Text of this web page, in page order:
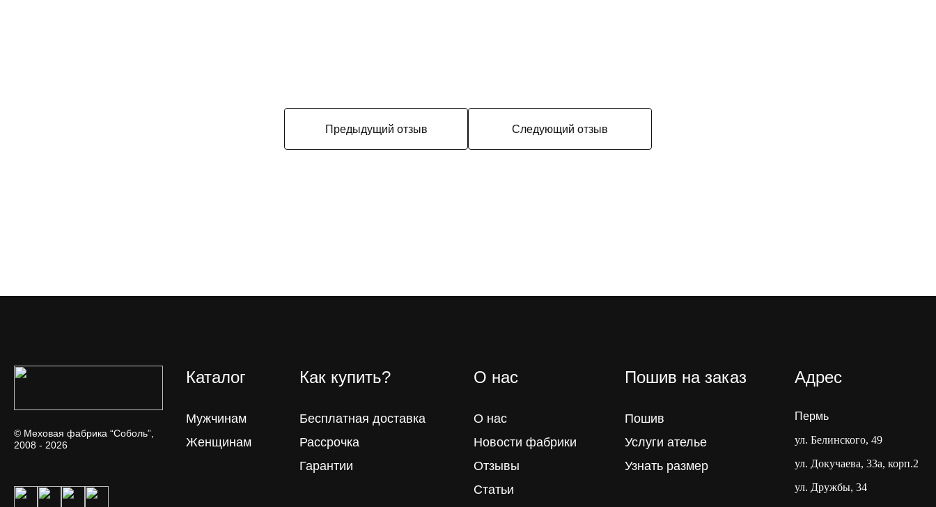
Предыдущий отзыв Следующий отзыв
© Меховая фабрика “Соболь”,
2008 - 2026
Каталог
Мужчинам
Женщинам
Как купить?
Бесплатная доставка
Рассрочка
Гарантии
О нас
О нас
Новости фабрики
Отзывы
Статьи
Пошив на заказ
Пошив
Услуги ателье
Узнать размер
Адрес
Пермь
ул. Белинского, 49
ул. Докучаева, 33а, корп.2
ул. Дружбы, 34